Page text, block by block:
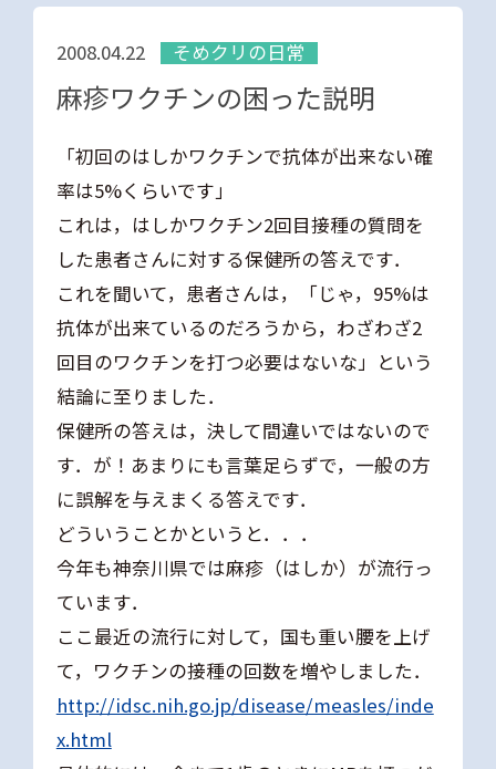
2008.04.22 そめクリの日常
麻疹ワクチンの困った説明
「初回のはしかワクチンで抗体が出来ない確
率は5%くらいです」
これは，はしかワクチン2回目接種の質問を
した患者さんに対する保健所の答えです．
これを聞いて，患者さんは，「じゃ，95%は
抗体が出来ているのだろうから，わざわざ2
回目のワクチンを打つ必要はないな」という
結論に至りました．
保健所の答えは，決して間違いではないので
す．が！あまりにも言葉足らずで，一般の方
に誤解を与えまくる答えです．
どういうことかというと．．．
今年も神奈川県では麻疹（はしか）が流行っ
ています．
ここ最近の流行に対して，国も重い腰を上げ
て，ワクチンの接種の回数を増やしました．
http://idsc.nih.go.jp/disease/measles/inde
x.html